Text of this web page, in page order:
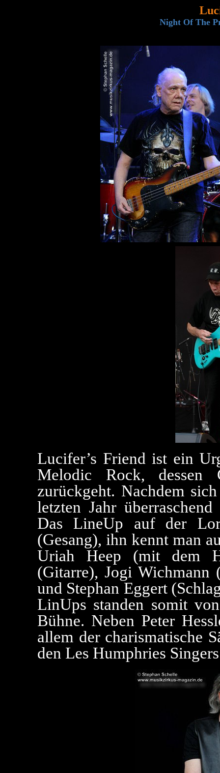
Night Of The
Lucifer’s Friend ist ein
Melodic Rock, dessen
zurückgeht. Nachdem
letzten Jahr
Das LineUp auf der
(Gesang), ihn kennt man
Uriah Heep (mit dem
(Gitarre), Jogi Wichmann
und Stephan Eggert
LinUps standen somit
Bühne. Neben Peter
allem der charismatische
den Les Humphries